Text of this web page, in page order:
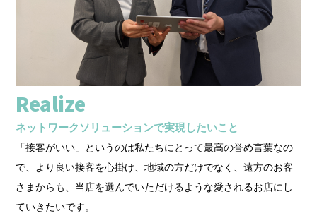
Realize
ネットワークソリューションで実現したいこと
「接客がいい」というのは私たちにとって最高の誉め言葉なの
で、より良い接客を心掛け、地域の方だけでなく、遠方のお客
さまからも、当店を選んでいただけるような愛されるお店にし
ていきたいです。